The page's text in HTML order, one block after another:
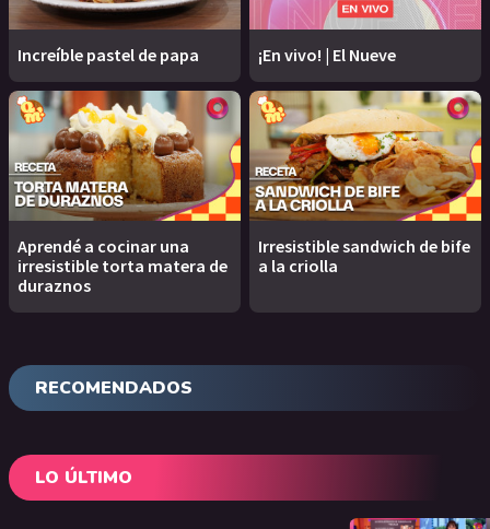
Increíble pastel de papa ¡En vivo! | El Nueve
Aprendé a cocinar una
irresistible torta matera de
duraznos
Irresistible sandwich de bife
a la criolla
RECOMENDADOS
LO ÚLTIMO